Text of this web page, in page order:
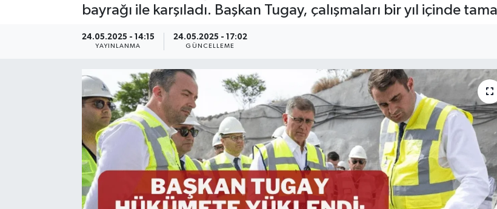
bayrağı ile karşıladı. Başkan Tugay, çalışmaları bir yıl içinde
24.05.2025 - 14:15
YAYINLANMA
24.05.2025 - 17:02
GÜNCELLEME